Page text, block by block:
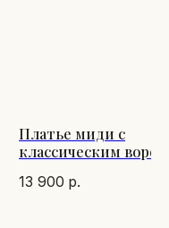
Платье миди с
классическим
13 900 р.